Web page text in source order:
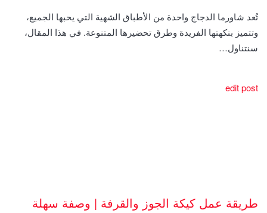
تُعد شاورما الدجاج واحدة من الأطباق الشهية التي يحبها الجميع،
وتتميز بنكهتها الفريدة وطرق تحضيرها المتنوعة. في هذا المقال،
سنتناول…
edit post
طريقة عمل كيكة الجوز والقرفة | وصفة سهلة